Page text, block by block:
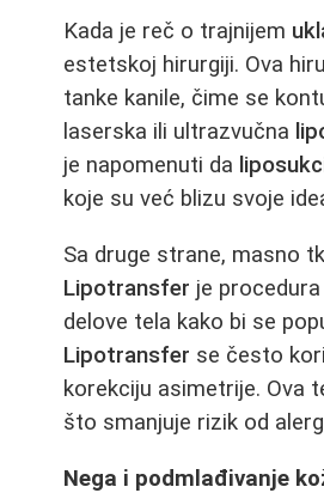
Kada je reč o trajnijem
estetskoj hirurgiji. Ova
tanke kanile, čime se
laserska ili ultrazvučna
je napomenuti da
koje su već blizu svoje
Sa druge strane, masno
Lipotransfer je
delove tela kako bi se
Lipotransfer se često
korekciju asimetrije. Ova
što smanjuje rizik od
Nega i podmlađivanje